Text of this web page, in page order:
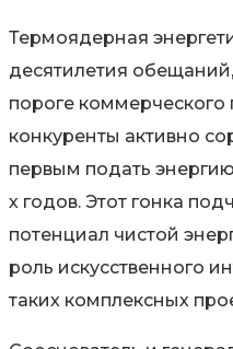
Термоядерная
десятилетия
пороге коммерческого
конкуренты активно
первым подать
х годов. Этот гонка
потенциал чистой
роль искусственного
таких комплексных